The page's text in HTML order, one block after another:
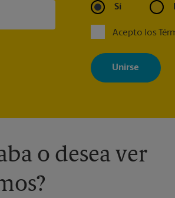
Sí
Acepto los
Al registrarse, acepta
con noticias, ofertas
adaptados a sus intereses.
momento. Para más
información, contacte al
o desea ver